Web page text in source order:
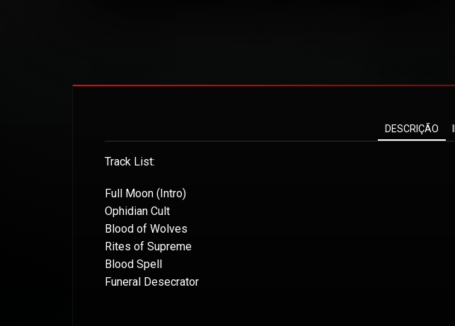
DESCRIÇÃO
Track List:
Full Moon (Intro)
Ophidian Cult
Blood of Wolves
Rites of Supreme
Blood Spell
Funeral Desecrator